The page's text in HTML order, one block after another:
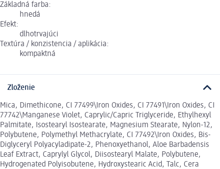
Základná farba:
hnedá
Efekt:
dlhotrvajúci
Textúra / konzistencia / aplikácia:
kompaktná
Zloženie
Mica, Dimethicone, CI 77499\Iron Oxides, CI 77491\Iron Oxides, CI
77742\Manganese Violet, Caprylic/Capric Triglyceride, Ethylhexyl
Palmitate, Isostearyl Isostearate, Magnesium Stearate, Nylon-12,
Polybutene, Polymethyl Methacrylate, CI 77492\Iron Oxides, Bis-
Diglyceryl Polyacyladipate-2, Phenoxyethanol, Aloe Barbadensis
Leaf Extract, Caprylyl Glycol, Diisostearyl Malate, Polybutene,
Hydrogenated Polyisobutene, Hydroxystearic Acid, Talc, Cera